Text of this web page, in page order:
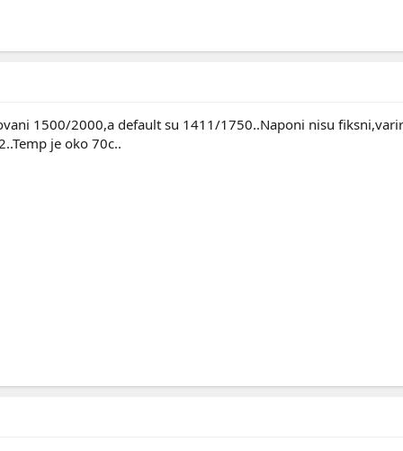
1500/2000,a default su 1411/1750..Naponi nisu
je oko 70c..